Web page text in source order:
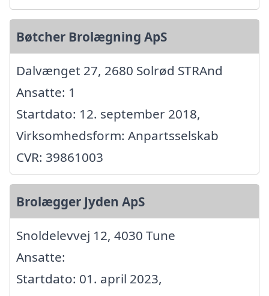
Bøtcher Brolægning ApS
Dalvænget 27, 2680 Solrød STRAnd
Ansatte: 1
Startdato: 12. september 2018,
Virksomhedsform: Anpartsselskab
CVR: 39861003
Brolægger Jyden ApS
Snoldelevvej 12, 4030 Tune
Ansatte:
Startdato: 01. april 2023,